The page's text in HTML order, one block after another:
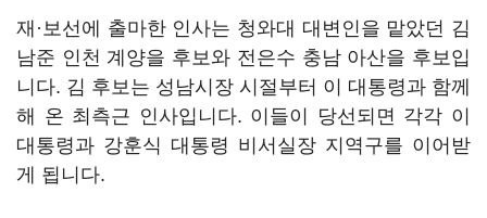
재·보선에 출마한 인사는 청와대 대변인을 맡았던 김
남준 인천 계양을 후보와 전은수 충남 아산을 후보입
니다. 김 후보는 성남시장 시절부터 이 대통령과 함께
해 온 최측근 인사입니다. 이들이 당선되면 각각 이
대통령과 강훈식 대통령 비서실장 지역구를 이어받
게 됩니다.